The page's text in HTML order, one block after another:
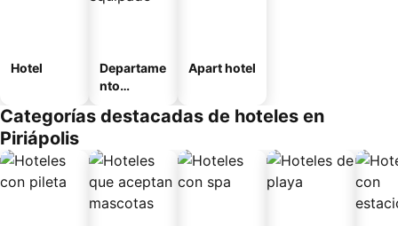
Hotel
Departame
nto
Apart hotel
Categorías destacadas de hoteles en
Piriápolis